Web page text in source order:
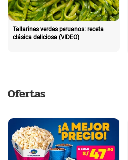
Tallarines verdes peruanos: receta
clásica deliciosa (VIDEO)
Ofertas